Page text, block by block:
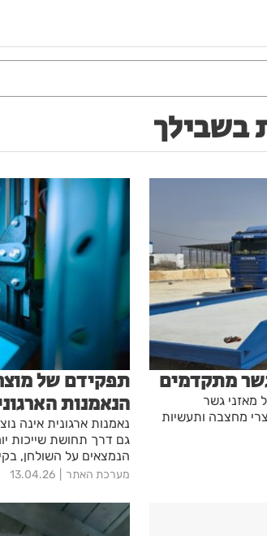
בשבילך
מתקדמים
לבן של מאזני גשר
חברות הנסון מוצרי מחצבה ותעשיות
תפקידם של
הנאמנות
נאמנות ארגונית אינה
גם דרך תחושת שייכות
הנמצאים על השולחן,
את המותג הארגוני
מחברת לערכי החברה
לאורך זמן.
מערכת האתר 13.04.26